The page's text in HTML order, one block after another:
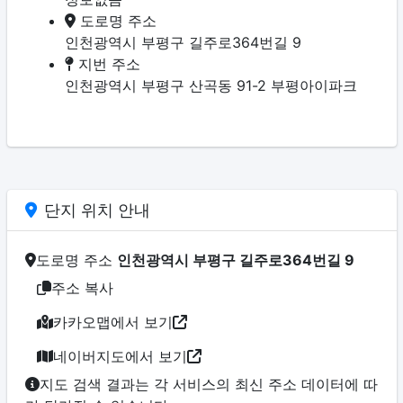
도로명 주소
인천광역시 부평구 길주로364번길 9
지번 주소
인천광역시 부평구 산곡동 91-2 부평아이파크
단지 위치 안내
도로명 주소 인천광역시 부평구 길주로364번길 9
주소 복사
카카오맵에서 보기
네이버지도에서 보기
지도 검색 결과는 각 서비스의 최신 주소 데이터에 따